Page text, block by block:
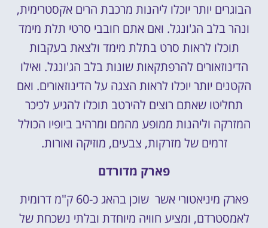
הבוגרים יותר יוכלו ליהנות מרכבת הרים אקסטרימית,
ונהר בלב הג'ונגל. ואם אתם חובבי סרטי תלת מימד
תוכלו לראות סרט בתלת מימד ולצאת בעקבות
הדינוזאורים להרפתקאות שונות בלב הג'ונגל. ואילו
הקטנים יותר יוכלו לראות הצגה על הדינוזאורים. ואם
תחליטו שאתם רוצים להירטב תוכלו להגיע לכיכר
המזרקה וליהנות ממופע מהמם ומרהיב ביופיו הכולל
זרמים של מזרקות, צבעים, מוזיקה ואורות.
פארק מדורדם
פארק מיניאטורי אשר שוכן בהאג כ-60 ק"מ דרומית
לאמסטרדם, ומציע חוויה מיוחדת ובלתי נשכחת של